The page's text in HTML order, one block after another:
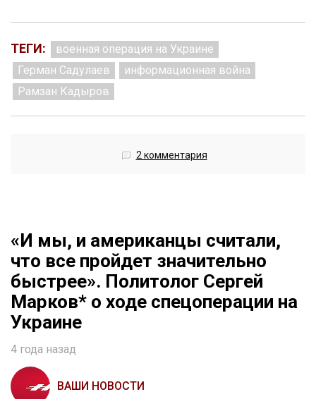
ТЕГИ:
военная операция на Украине
Герман Садулаев
информационная война
Рамзан Кадыров
2 комментария
«И мы, и американцы считали,
что все пройдет значительно
быстрее». Политолог Сергей
Марков* о ходе спецоперации на
Украине
4 года назад
ВАШИ НОВОСТИ